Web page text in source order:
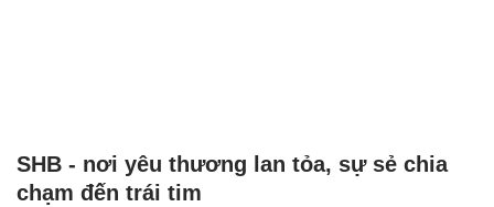
SHB - nơi yêu thương lan tỏa, sự sẻ chia
chạm đến trái tim